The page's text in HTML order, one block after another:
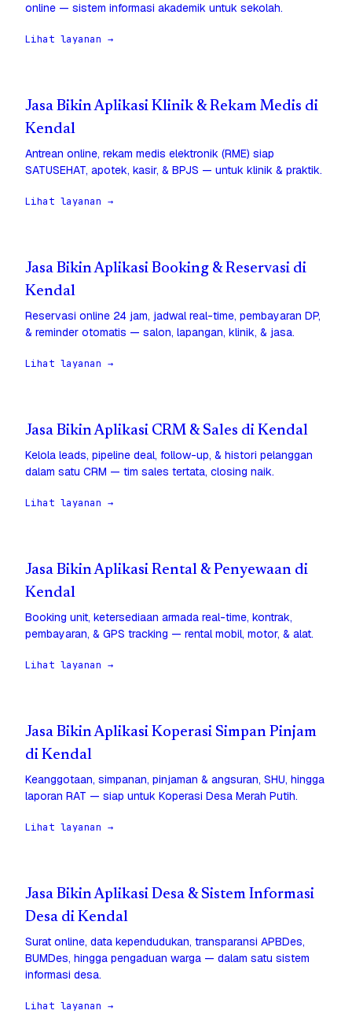
online — sistem informasi akademik untuk sekolah.
Lihat layanan →
Jasa Bikin Aplikasi Klinik & Rekam Medis di
Kendal
Antrean online, rekam medis elektronik (RME) siap
SATUSEHAT, apotek, kasir, & BPJS — untuk klinik & praktik.
Lihat layanan →
Jasa Bikin Aplikasi Booking & Reservasi di
Kendal
Reservasi online 24 jam, jadwal real-time, pembayaran DP,
& reminder otomatis — salon, lapangan, klinik, & jasa.
Lihat layanan →
Jasa Bikin Aplikasi CRM & Sales di Kendal
Kelola leads, pipeline deal, follow-up, & histori pelanggan
dalam satu CRM — tim sales tertata, closing naik.
Lihat layanan →
Jasa Bikin Aplikasi Rental & Penyewaan di
Kendal
Booking unit, ketersediaan armada real-time, kontrak,
pembayaran, & GPS tracking — rental mobil, motor, & alat.
Lihat layanan →
Jasa Bikin Aplikasi Koperasi Simpan Pinjam
di Kendal
Keanggotaan, simpanan, pinjaman & angsuran, SHU, hingga
laporan RAT — siap untuk Koperasi Desa Merah Putih.
Lihat layanan →
Jasa Bikin Aplikasi Desa & Sistem Informasi
Desa di Kendal
Surat online, data kependudukan, transparansi APBDes,
BUMDes, hingga pengaduan warga — dalam satu sistem
informasi desa.
Lihat layanan →